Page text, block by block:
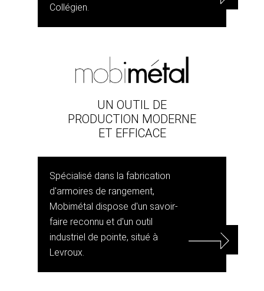
Collégien.
UN OUTIL DE
PRODUCTION MODERNE
ET EFFICACE
Spécialisé dans la fabrication
d'armoires de rangement,
Mobimétal dispose d'un savoir-
faire reconnu et d'un outil
industriel de pointe, situé à
Levroux.